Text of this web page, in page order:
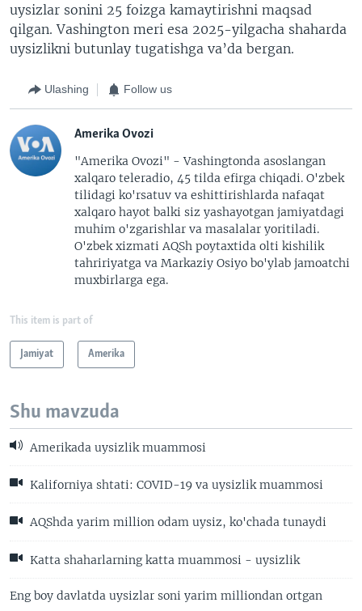
uysizlar sonini 25 foizga kamaytirishni maqsad
qilgan. Vashington meri esa 2025-yilgacha shaharda
uysizlikni butunlay tugatishga va’da bergan.
Ulashing Follow us
Amerika Ovozi
"Amerika Ovozi" - Vashingtonda asoslangan
xalqaro teleradio, 45 tilda efirga chiqadi. O'zbek
tilidagi ko'rsatuv va eshittirishlarda nafaqat
xalqaro hayot balki siz yashayotgan jamiyatdagi
muhim o'zgarishlar va masalalar yoritiladi.
O'zbek xizmati AQSh poytaxtida olti kishilik
tahririyatga va Markaziy Osiyo bo'ylab jamoatchi
muxbirlarga ega.
This item is part of
Jamiyat Amerika
Shu mavzuda
Amerikada uysizlik muammosi
Kaliforniya shtati: COVID-19 va uysizlik muammosi
AQShda yarim million odam uysiz, ko'chada tunaydi
Katta shaharlarning katta muammosi - uysizlik
Eng boy davlatda uysizlar soni yarim milliondan ortgan